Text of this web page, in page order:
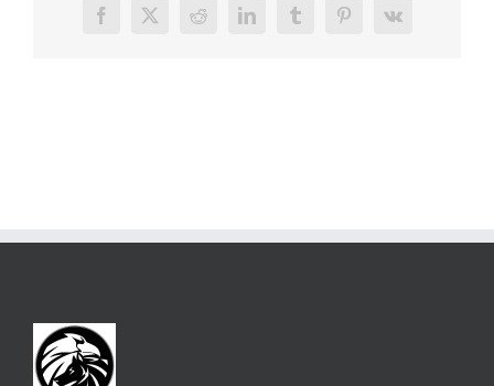
Facebook
X RedditLinkedInTumblrPinterest
Vk